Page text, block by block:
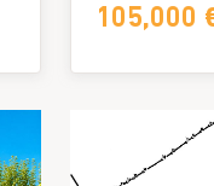
105,000